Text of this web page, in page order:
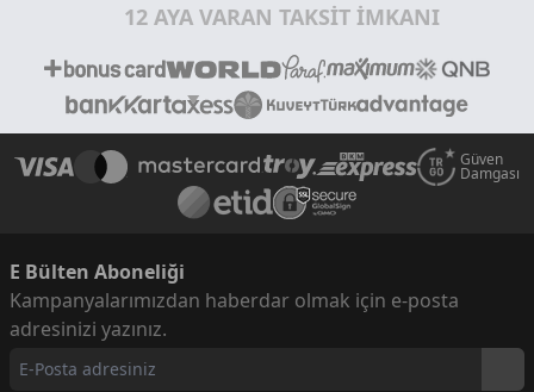
12 AYA VARAN TAKSİT İMKANI
Güven
Damgası
E Bülten Aboneliği
Kampanyalarımızdan haberdar olmak için e-posta
adresinizi yazınız.